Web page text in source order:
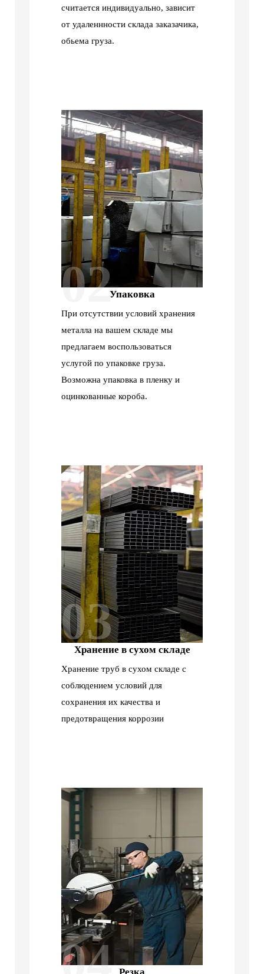
считается индивидуально, зависит
от удаленнности склада заказачика,
обьема груза.
02Упаковка
При отсутствии условий хранения
металла на вашем складе мы
предлагаем воспользоваться
услугой по упаковке груза.
Возможна упаковка в пленку и
оцинкованные короба.
03
Хранение в сухом складе
Хранение труб в сухом складе с
соблюдением условий для
сохранения их качества и
предотвращения коррозии
04